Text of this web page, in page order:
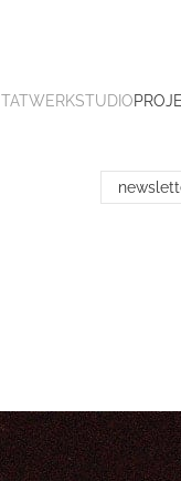
TATWERKSTUDIO